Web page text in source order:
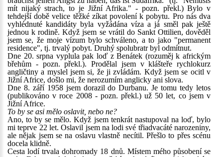
mít nijaký strach, to je Jižní Afrika." - pozn. překl.) Bylo v
tehdejší době velice těžké zíkat povolení k pobytu. Pro nás dva
vyhlédnuté kandidáty byla vyžádána víza a já směl pak ještě
jednou k rodině. Když jsem se vrátil do Sankt Ottilien, dověděl
jsem se, že moje vízum bylo schváleno, a to jako "permanent
residence", tj. trvalý pobyt. Druhý spolubratr byl odmítnut.
Dne 20. srpna vyplula pak loď z Benátek (rozuměj k africkým
břehům - pozn. překl.). Prodělal jsem v klášteře rychlokurz
angličtiny a myslel jsem si, že ji zvládám. Když jsem se ocitl v
Jižní Africe, došlo mi, že nerozumím anglicky ani slova.
Dne 8. září 1958 jsem dorazil do Durbanu. Je tomu tedy letos
(publikováno v roce 2008 - pozn. překl.) už 50 let, co jsem v
Jižní Africe.
To by se asi mělo oslavit, nebo ne?
Ano, to by se mělo. Když jsem tenkrát nastupoval na loď, bylo
mi teprve 22 let. Oslavil jsem na lodi své třiadvacáté narozeniny,
ale nějak jsem se na oslavu vlastně necítil. Přešlo to přes scénu
docela klidně.
Cesta lodí trvala dohromady 18 dnů. Místem mého působení se